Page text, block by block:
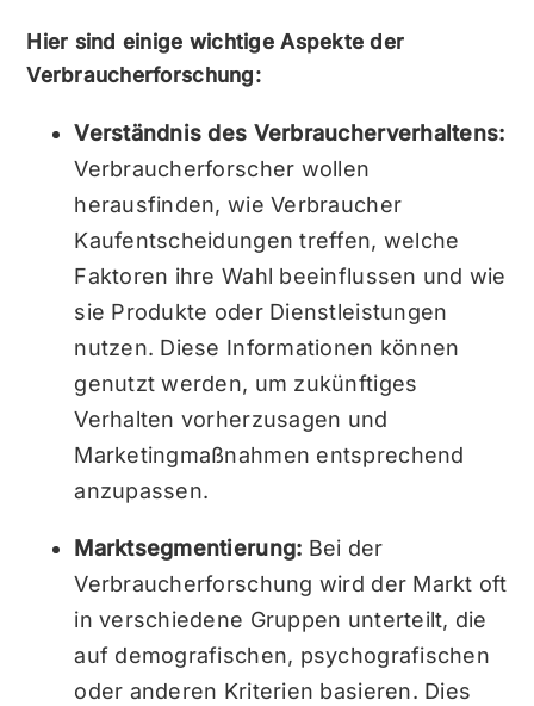
Hier sind einige wichtige Aspekte der
Verbraucherforschung:
Verständnis des Verbraucherverhaltens:
Verbraucherforscher wollen
herausfinden, wie Verbraucher
Kaufentscheidungen treffen, welche
Faktoren ihre Wahl beeinflussen und wie
sie Produkte oder Dienstleistungen
nutzen. Diese Informationen können
genutzt werden, um zukünftiges
Verhalten vorherzusagen und
Marketingmaßnahmen entsprechend
anzupassen.
Marktsegmentierung: Bei der
Verbraucherforschung wird der Markt oft
in verschiedene Gruppen unterteilt, die
auf demografischen, psychografischen
oder anderen Kriterien basieren. Dies